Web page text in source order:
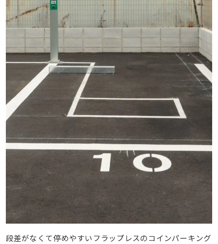
段差がなくて停めやすいフラップレスのコインパーキング